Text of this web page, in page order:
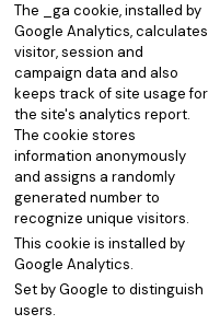
The _ga cookie, installed by
Google Analytics, calculates
visitor, session and
campaign data and also
keeps track of site usage for
the site's analytics report.
The cookie stores
information anonymously
and assigns a randomly
generated number to
recognize unique visitors.
This cookie is installed by
Google Analytics.
Set by Google to distinguish
users.